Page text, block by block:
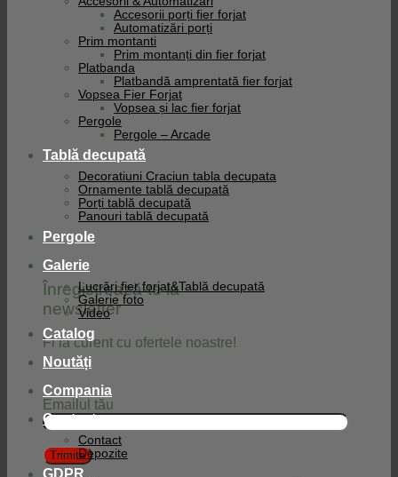
Înregistrează-te la
newsletter
Fi la curent cu ofertele noastre!
Emailul tău
Accesorii porți fier forjat
Automatizări porți
Prim montanti
Prim montanți din fier forjat
Platbanda
Platbandă amprentată fier forjat
Vopsea Fier Forjat
Vopsea și lac fier forjat
Pergole
Pergole – Arcade
Tablă decupată
Decoratiuni Craciun tabla decupata
Ornamente tablă decupată
Porți tablă decupată
Panouri tablă decupată
Pergole
Galerie
Lucrări fier forjat&Tablă decupată
Galerie foto
Video
Catalog
Noutăți
Compania
Contact
Contact
Depozite
GDPR